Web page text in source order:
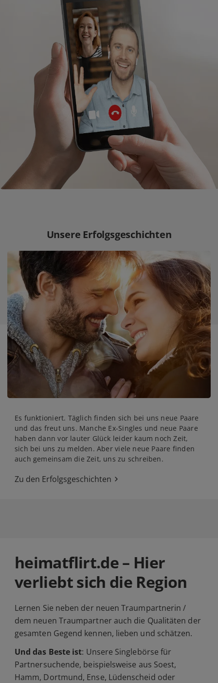
Unsere Erfolgsgeschichten
Es funktioniert. Täglich finden sich bei uns neue Paare
und das freut uns. Manche Ex-Singles und neue Paare
haben dann vor lauter Glück leider kaum noch Zeit,
sich bei uns zu melden. Aber viele neue Paare finden
auch gemeinsam die Zeit, uns zu schreiben.
Zu den Erfolgsgeschichten
heimatflirt.de – Hier
verliebt sich die Region
Lernen Sie neben der neuen Traumpartnerin /
dem neuen Traumpartner auch die Qualitäten der
gesamten Gegend kennen, lieben und schätzen.
Und das Beste ist: Unsere Singlebörse für
Partnersuchende, beispielsweise aus Soest,
Hamm, Dortmund, Ense, Lüdenscheid oder